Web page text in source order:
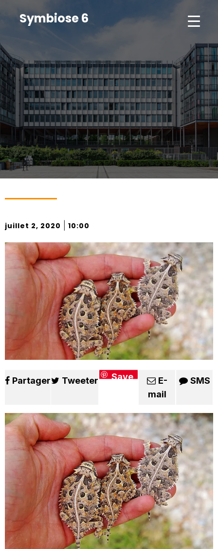
Symbiose 6
juillet 2, 2020 10:00
Partager Tweeter Save
E-
mail
SMS